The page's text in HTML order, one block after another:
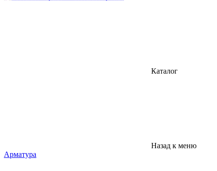
Каталог
Назад к меню
Арматура